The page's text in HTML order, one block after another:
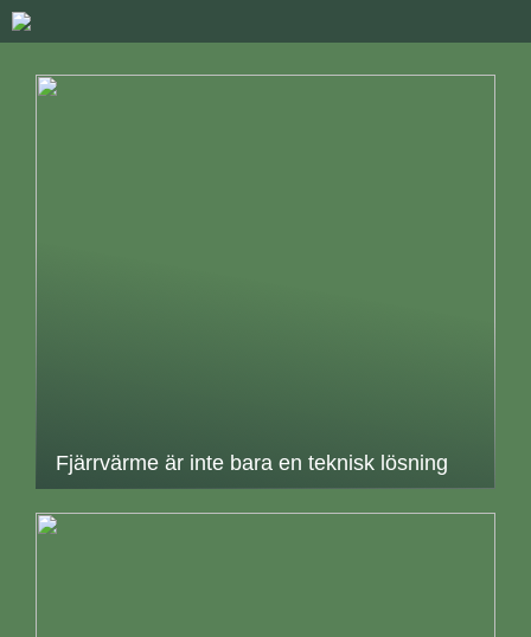
Fjärrvärme är inte bara en teknisk lösning